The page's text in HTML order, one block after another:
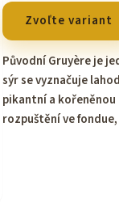
Zvoľte variant
Původní Gruyère je
sýr se vyznačuje
pikantní a
rozpuštění ve